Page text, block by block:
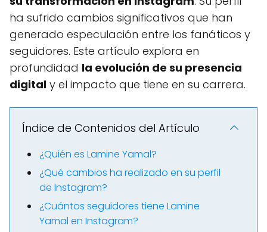
ha sufrido cambios significativos que han
generado especulación entre los fanáticos y
seguidores. Este artículo explora en
profundidad la evolución de su presencia
digital y el impacto que tiene en su carrera.
Índice de Contenidos del Artículo
¿Quién es Lamine Yamal?
¿Qué cambios ha realizado en su perfil
de Instagram?
¿Cuántos seguidores tiene Lamine
Yamal en Instagram?